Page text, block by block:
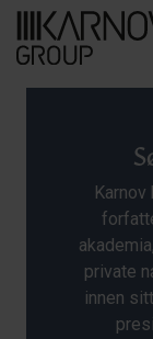
private
innen